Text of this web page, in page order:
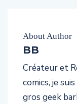
About Author
BB
Créateur et
comics, je
gros geek